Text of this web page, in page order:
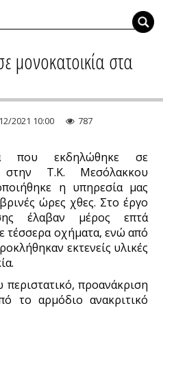
μονοκατοικία στα
2021 10:00 787
που εκδηλώθηκε σε
στην Τ.Κ. Μεσόλακκου
η υπηρεσία μας
ώρες χθες. Στο έργο
έλαβαν μέρος επτά
τέσσερα οχήματα, ενώ από
εκτενείς υλικές
προανάκριση
το αρμόδιο ανακριτικό